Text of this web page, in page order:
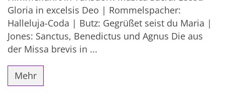
Gloria in excelsis Deo | Rommelspacher:
Halleluja-Coda | Butz: Gegrüßet seist du Maria |
Jones: Sanctus, Benedictus und Agnus Die aus
der Missa brevis in ...
Mehr